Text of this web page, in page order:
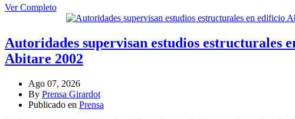
Ver Completo
Autoridades supervisan estudios estructurales
Abitare 2002
Ago 07, 2026
By Prensa Girardot
Publicado en Prensa